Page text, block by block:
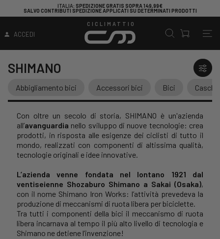
CERCHI UNA BICICLETTA PER INIZIARE A PEDALARE?DAI UN'OCCHIATA QUI!
ACCEDI
CICLIMATTIO
SHIMANO
Abbigliamento bici Accessori bici Bici Caschi
Con oltre un secolo di storia, SHIMANO è un'azienda
all’avanguardia nello sviluppo di nuove tecnologie: crea
prodotti, in risposta alle esigenze dei ciclisti di tutto il
mondo, realizzati con componenti di altissima qualità,
tecnologie originali e idee innovative.
L’azienda venne fondata nel lontano 1921 dal
ventiseienne Shozaburo Shimano a Sakai (Osaka),
con il nome Shimano Iron Works: l’attività prevedeva la
produzione di meccanismi di ruota libera per biciclette.
Tra tutti i componenti della bici il meccanismo di ruota
libera incarnava al tempo il più alto livello di tecnologia e
Shimano ne detiene l’invenzione!